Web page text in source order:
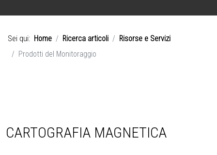
Sei qui: Home Ricerca articoli
Risorse e Servizi
Prodotti del Monitoraggio
CARTOGRAFIA MAGNETICA